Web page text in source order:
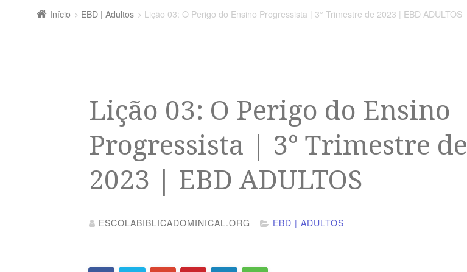
Início EBD | Adultos Lição 03: O Perigo do Ensino Progressista | 3° Trimestre de 2023 | EBD ADULTOS
Lição 03: O Perigo do Ensino
Progressista | 3° Trimestre de
2023 | EBD ADULTOS
ESCOLABIBLICADOMINICAL.ORG EBD | ADULTOS